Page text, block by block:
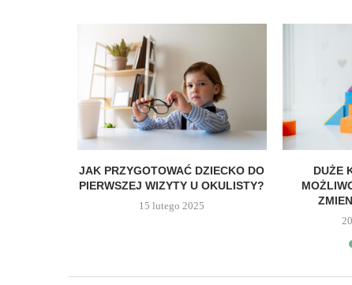
JAK PRZYGOTOWAĆ DZIECKO DO
PIERWSZEJ WIZYTY U OKULISTY?
15 lutego 2025
DUŻE